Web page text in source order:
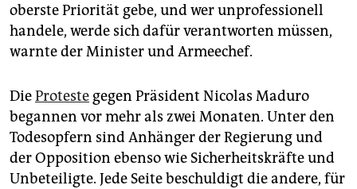
oberste Priorität gebe, und wer unprofessionell
handele, werde sich dafür verantworten müssen,
warnte der Minister und Armeechef.
DieProteste gegen Präsident Nicolas Maduro
begannen vor mehr als zwei Monaten. Unter den
Todesopfern sind Anhänger der Regierung und
der Opposition ebenso wie Sicherheitskräfte und
Unbeteiligte. Jede Seite beschuldigt die andere, für